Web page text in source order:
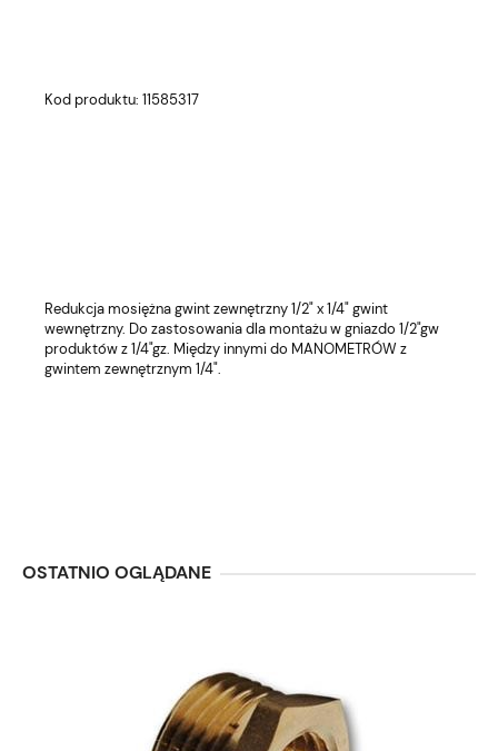
Kod produktu: 11585317
Redukcja mosiężna gwint zewnętrzny 1/2" x 1/4" gwint
wewnętrzny. Do zastosowania dla montażu w gniazdo 1/2"gw
produktów z 1/4"gz. Między innymi do MANOMETRÓW z
gwintem zewnętrznym 1/4".
OSTATNIO OGLĄDANE